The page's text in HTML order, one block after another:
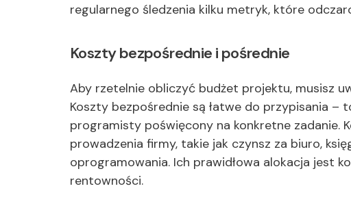
regularnego śledzenia kilku metryk, które
Koszty bezpośrednie i pośrednie
Aby rzetelnie obliczyć budżet projektu, musisz
Koszty bezpośrednie są łatwe do przypisania –
programisty poświęcony na konkretne zadanie.
prowadzenia firmy, takie jak czynsz za biuro,
oprogramowania. Ich prawidłowa alokacja jest
rentowności.